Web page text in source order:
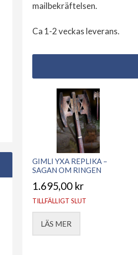
mailbekräftelsen.
Ca 1-2 veckas leverans.
GIMLI YXA REPLIKA –
SAGAN OM RINGEN
1.695,00 kr
TILLFÄLLIGT SLUT
LÄS MER